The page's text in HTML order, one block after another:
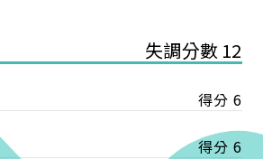
失調分數 12
得分 6
得分 6
度繳納。
自律神經健康培訓暨發展協會
2
華 南京東路分行